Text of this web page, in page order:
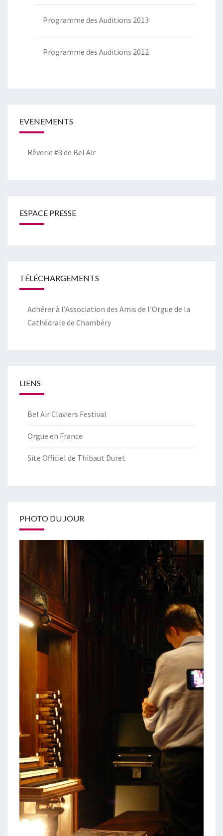
Programme des Auditions 2013
Programme des Auditions 2012
EVENEMENTS
Rêverie #3 de Bel Air
ESPACE PRESSE
TÉLÉCHARGEMENTS
Adhérer à l’Association des Amis de l’Orgue de la
Cathédrale de Chambéry
LIENS
Bel Air Claviers Festival
Orgue en France
Site Officiel de Thibaut Duret
PHOTO DU JOUR